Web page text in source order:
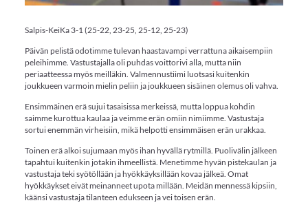
Salpis-KeiKa 3-1 (25-22, 23-25, 25-12, 25-23)
Päivän pelistä odotimme tulevan haastavampi verrattuna aikaisempiin
peleihimme. Vastustajalla oli puhdas voittorivi alla, mutta niin
periaatteessa myös meilläkin. Valmennustiimi luotsasi kuitenkin
joukkueen varmoin mielin peliin ja joukkueen sisäinen olemus oli vahva.
Ensimmäinen erä sujui tasaisissa merkeissä, mutta loppua kohdin
saimme kurottua kaulaa ja veimme erän omiin nimiimme. Vastustaja
sortui enemmän virheisiin, mikä helpotti ensimmäisen erän urakkaa.
Toinen erä alkoi sujumaan myös ihan hyvällä rytmillä. Puolivälin jälkeen
tapahtui kuitenkin jotakin ihmeellistä. Menetimme hyvän pistekaulan ja
vastustaja teki syötöllään ja hyökkäyksillään kovaa jälkeä. Omat
hyökkäykset eivät meinanneet upota millään. Meidän mennessä kipsiin,
käänsi vastustaja tilanteen edukseen ja vei toisen erän.